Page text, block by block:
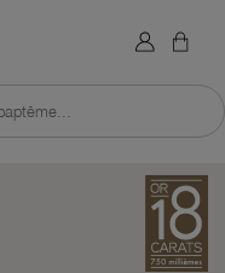
Retour à l'accueil du site
×